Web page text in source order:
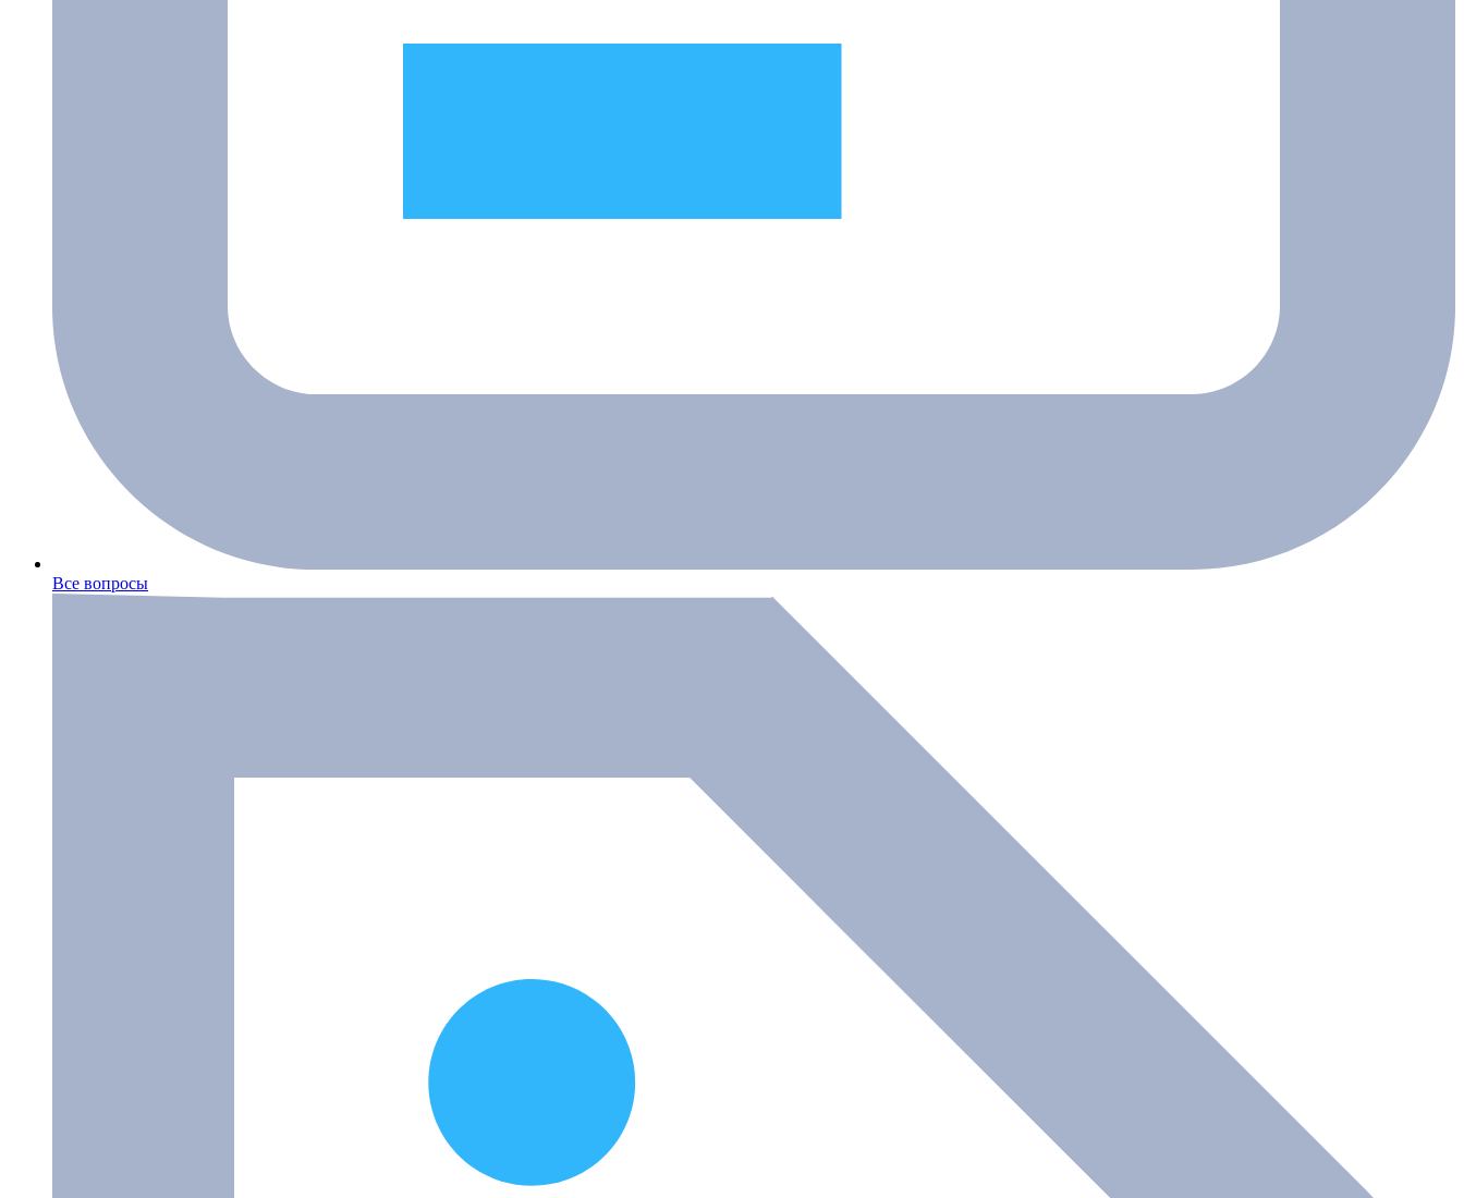
Все вопросы